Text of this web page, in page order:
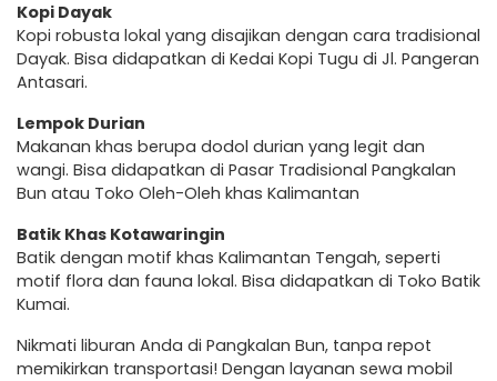
Kopi Dayak
Kopi robusta lokal yang disajikan dengan cara tradisional
Dayak. Bisa didapatkan di Kedai Kopi Tugu di Jl. Pangeran
Antasari.
Lempok Durian
Makanan khas berupa dodol durian yang legit dan
wangi. Bisa didapatkan di Pasar Tradisional Pangkalan
Bun atau Toko Oleh-Oleh khas Kalimantan
Batik Khas Kotawaringin
Batik dengan motif khas Kalimantan Tengah, seperti
motif flora dan fauna lokal. Bisa didapatkan di Toko Batik
Kumai.
Nikmati liburan Anda di Pangkalan Bun, tanpa repot
memikirkan transportasi! Dengan layanan sewa mobil